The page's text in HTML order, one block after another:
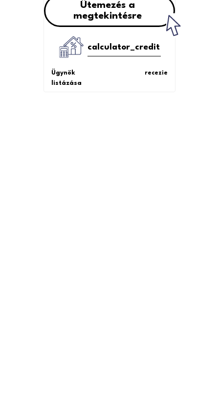
Ütemezés a
megtekintésre
calculator_credit
Ügynök
listázása
recezie